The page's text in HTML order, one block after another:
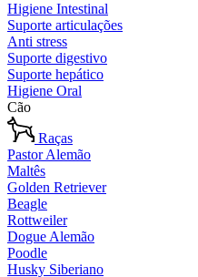
Higiene Intestinal
Suporte articulações
Anti stress
Suporte digestivo
Suporte hepático
Higiene Oral
Cão
Raças
Pastor Alemão
Maltês
Golden Retriever
Beagle
Rottweiler
Dogue Alemão
Poodle
Husky Siberiano